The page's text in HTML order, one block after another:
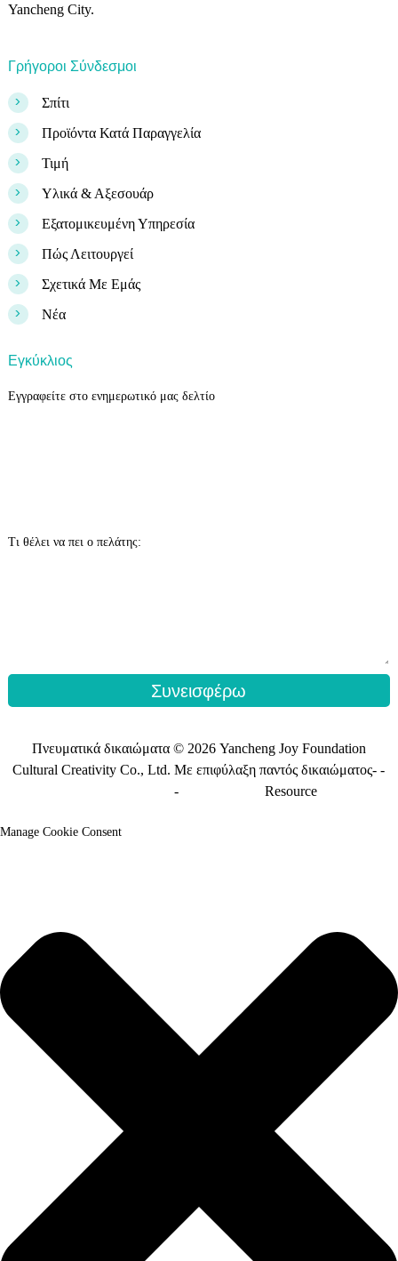
Yancheng City.
Γρήγοροι Σύνδεσμοι
> Σπίτι
> Προϊόντα Κατά Παραγγελία
> Τιμή
> Υλικά & Αξεσουάρ
> Εξατομικευμένη Υπηρεσία
> Πώς Λειτουργεί
> Σχετικά Με Εμάς
> Νέα
Εγκύκλιος
Εγγραφείτε στο ενημερωτικό μας δελτίο
Τι θέλει να πει ο πελάτης:
Συνεισφέρω
Πνευματικά δικαιώματα © 2026 Yancheng Joy Foundation
Cultural Creativity Co., Ltd. Με επιφύλαξη παντός δικαιώματος- -
- Resource
Manage Cookie Consent